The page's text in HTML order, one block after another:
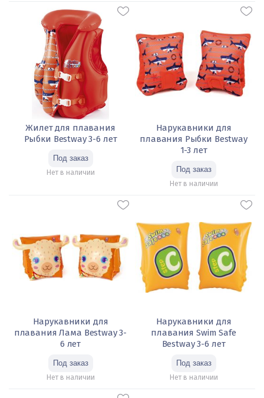
Жилет для плавания
Рыбки Bestway 3-6 лет
Нет в наличии
Нарукавники для
плавания Рыбки Bestway
1-3 лет
Нет в наличии
Нарукавники для
плавания Лама Bestway 3-
6 лет
Нет в наличии
Нарукавники для
плавания Swim Safe
Bestway 3-6 лет
Нет в наличии